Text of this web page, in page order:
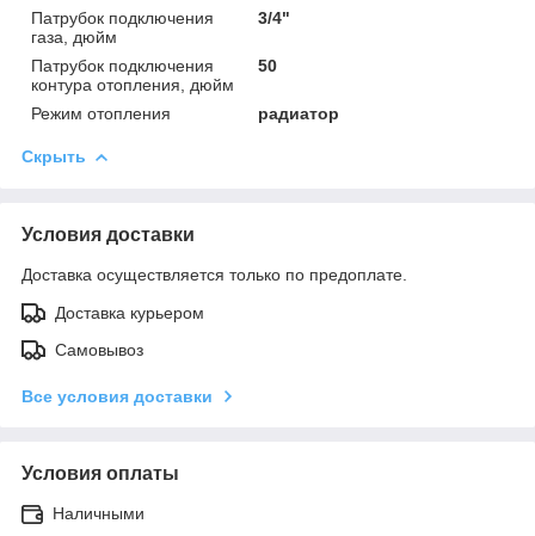
Патрубок подключения
газа, дюйм
3/4"
Патрубок подключения
контура отопления, дюйм
50
Режим отопления радиатор
Скрыть
Условия доставки
Доставка осуществляется только по предоплате.
Доставка курьером
Самовывоз
Все условия доставки
Условия оплаты
Наличными